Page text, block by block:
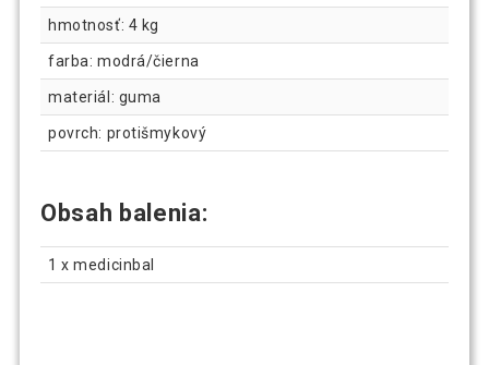
hmotnosť: 4 kg
farba: modrá/čierna
materiál: guma
povrch: protišmykový
Obsah balenia:
1 x medicinbal